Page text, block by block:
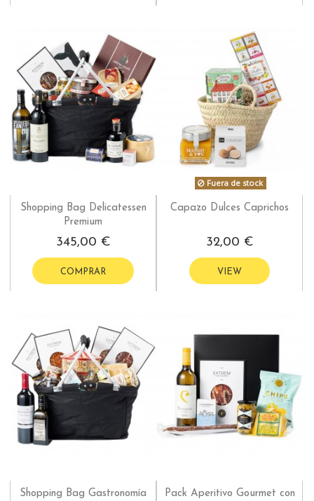
Shopping Bag Delicatessen
Premium
345,00 €
COMPRAR
Fuera de stock
Capazo Dulces Caprichos
32,00 €
VIEW
Shopping Bag Gastronomía
Pack Aperitivo Gourmet con